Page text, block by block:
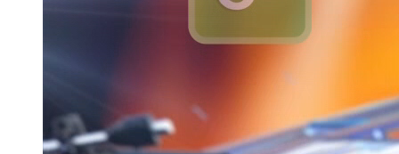
91,5 FM
106,1 FM
Кама тамагы